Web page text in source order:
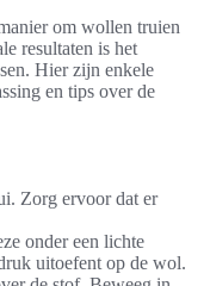
om wollen truien
resultaten is het
Hier zijn enkele
en tips over de
Zorg ervoor dat er
onder een lichte
uitoefent op de wol.